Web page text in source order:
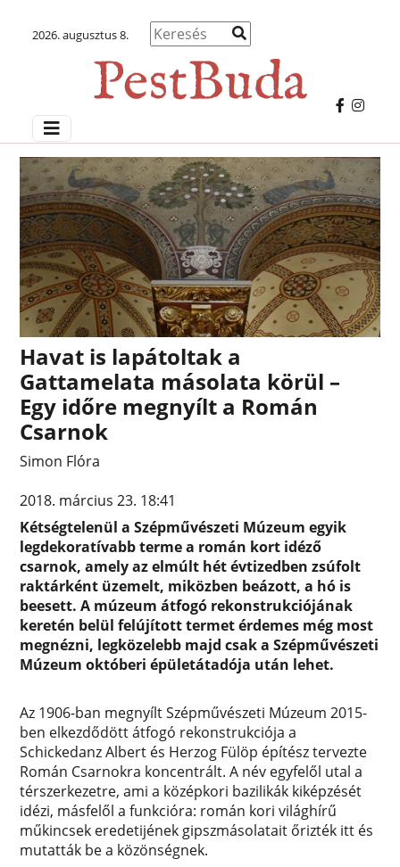
2026. augusztus 8.
Havat is lapátoltak a
Gattamelata másolata körül –
Egy időre megnyílt a Román
Csarnok
Simon Flóra
2018. március 23. 18:41
Kétségtelenül a Szépművészeti Múzeum egyik
legdekoratívabb terme a román kort idéző
csarnok, amely az elmúlt hét évtizedben zsúfolt
raktárként üzemelt, miközben beázott, a hó is
beesett. A múzeum átfogó rekonstrukciójának
keretén belül felújított termet érdemes még most
megnézni, legközelebb majd csak a Szépművészeti
Múzeum októberi épületátadója után lehet.
Az 1906-ban megnyílt Szépművészeti Múzeum 2015-
ben elkezdődött átfogó rekonstrukciója a
Schickedanz Albert és Herzog Fülöp építész tervezte
Román Csarnokra koncentrált. A név egyfelől utal a
térszerkezetre, ami a középkori bazilikák kiképzését
idézi, másfelől a funkcióra: román kori világhírű
műkincsek eredetijének gipszmásolatait őrizték itt és
mutatták be a közönségnek.